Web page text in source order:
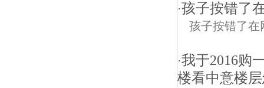
·孩子按错了
孩子按错了在
·我于2016购
楼看中意楼